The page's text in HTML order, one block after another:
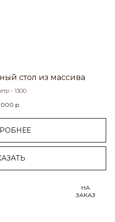
стол из массива
- 1300
000 р.
НА
ЗАКАЗ